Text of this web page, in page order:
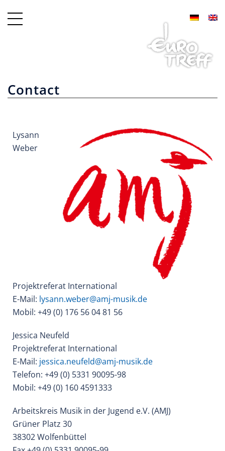
Contact
Lysann
Weber
Projektreferat International
E-Mail: lysann.weber@amj-musik.de
Mobil: +49 (0) 176 56 04 81 56
Jessica Neufeld
Projektreferat International
E-Mail: jessica.neufeld@amj-musik.de
Telefon: +49 (0) 5331 90095-98
Mobil: +49 (0) 160 4591333
Arbeitskreis Musik in der Jugend e.V. (AMJ)
Grüner Platz 30
38302 Wolfenbüttel